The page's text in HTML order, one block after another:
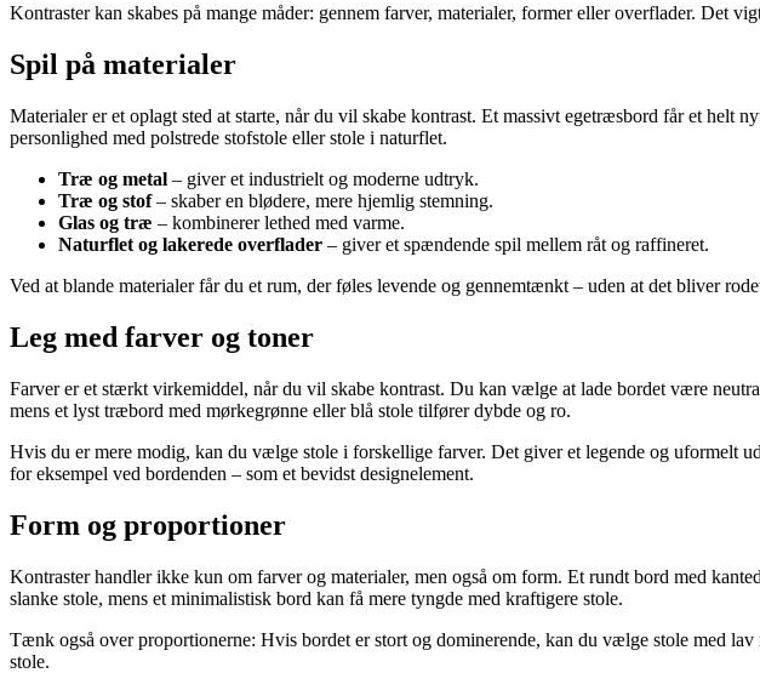
Kontraster kan skabes på mange måder: gennem farver, materialer, former eller overflader. Det
Spil på materialer
Materialer er et oplagt sted at starte, når du vil skabe kontrast. Et massivt egetræsbord får et helt
personlighed med polstrede stofstole eller stole i naturflet.
Træ og metal – giver et industrielt og moderne udtryk.
Træ og stof– skaber en blødere, mere hjemlig stemning.
Glas og træ – kombinerer lethed med varme.
Naturflet og lakerede overflader – giver et spændende spil mellem råt og raffineret.
Ved at blande materialer får du et rum, der føles levende og gennemtænkt – uden at det bliver
Leg med farver og toner
Farver er et stærkt virkemiddel, når du vil skabe kontrast. Du kan vælge at lade bordet være
mens et lyst træbord med mørkegrønne eller blå stole tilfører dybde og ro.
Hvis du er mere modig, kan du vælge stole i forskellige farver. Det giver et legende og uformelt
for eksempel ved bordenden – som et bevidst designelement.
Form og proportioner
Kontraster handler ikke kun om farver og materialer, men også om form. Et rundt bord med
slanke stole, mens et minimalistisk bord kan få mere tyngde med kraftigere stole.
Tænk også over proportionerne: Hvis bordet er stort og dominerende, kan du vælge stole med
stole.